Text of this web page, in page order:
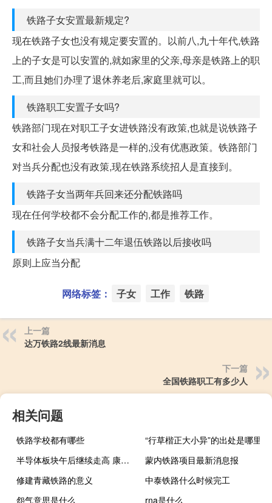
铁路子女安置最新规定?
现在铁路子女也没有规定要安置的。以前八,九十年代,铁路
上的子女是可以安置的,就如家里的父亲,母亲是铁路上的职
工,而且她们办理了退休养老后,家庭里就可以。
铁路职工安置子女吗?
铁路部门现在对职工子女进铁路没有政策,也就是说铁路子
女和社会人员报考铁路是一样的,没有优惠政策。铁路部门
对当兵分配也没有政策,现在铁路系统招人是直接到。
铁路子女当两年兵回来还分配铁路吗
现在任何学校都不会分配工作的,都是推荐工作。
铁路子女当兵满十二年退伍铁路以后接收吗
原则上应当分配
网络标签： 子女 工作 铁路
上一篇
达万铁路2线最新消息
下一篇
全国铁路职工有多少人
相关问题
铁路学校都有哪些
“行草楷正大小异”的出处是哪里
半导体板块午后继续走高 康强电子回封涨停
蒙内铁路项目最新消息报
修建青藏铁路的意义
中泰铁路什么时候完工
怨气意思是什么
rna是什么